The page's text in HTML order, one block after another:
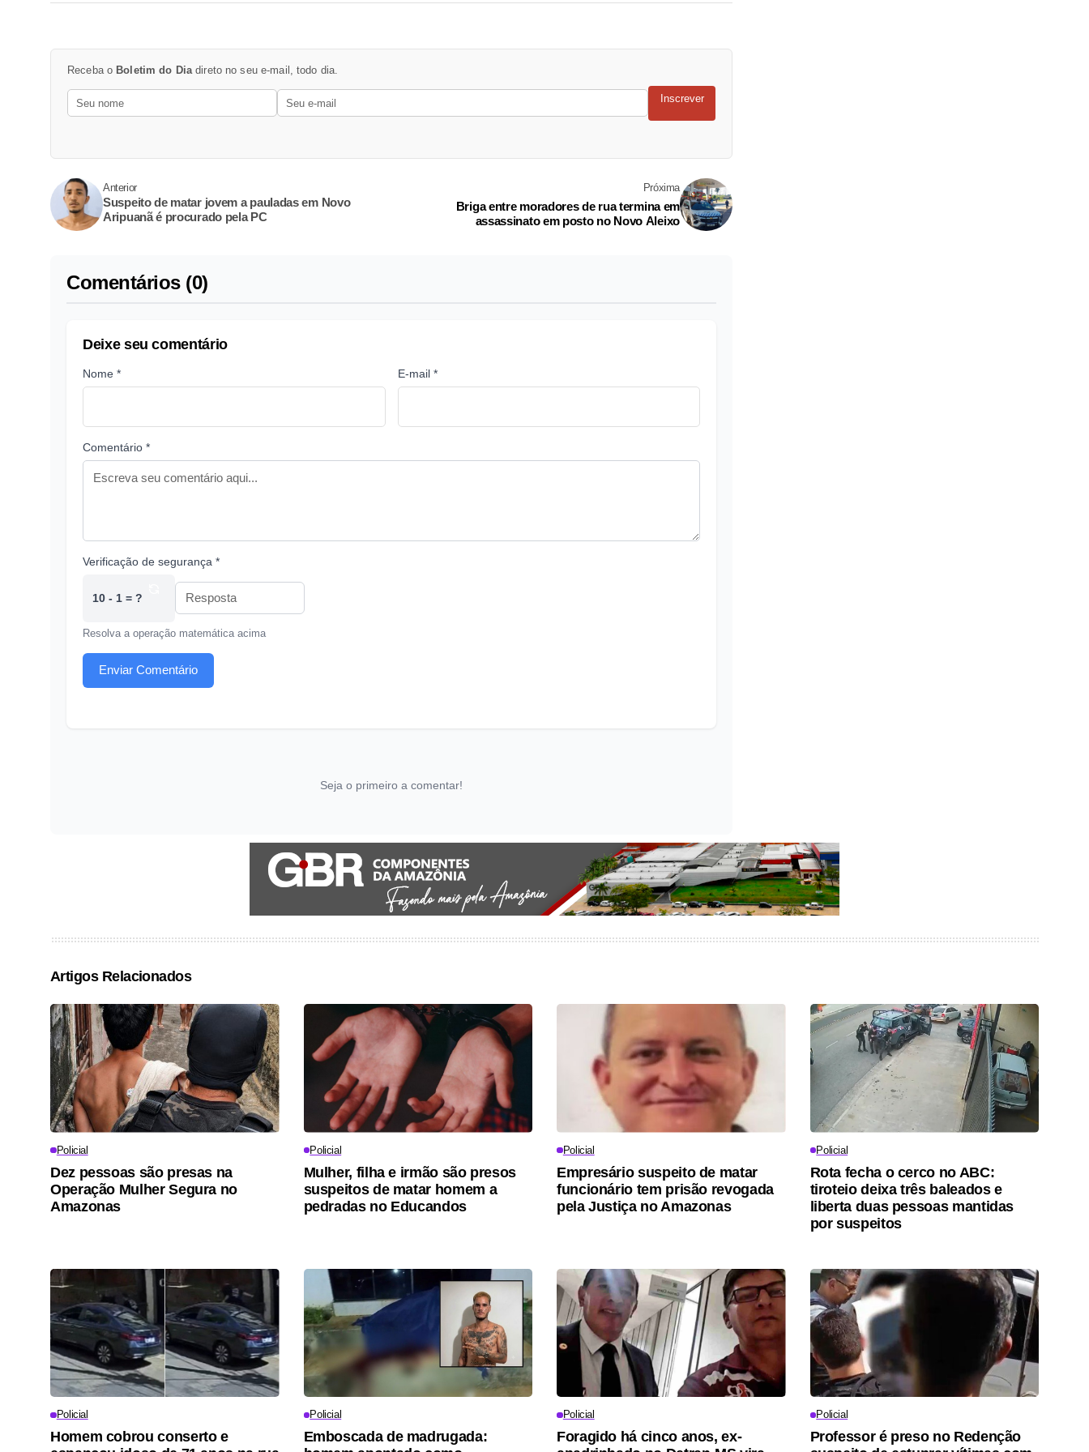
Receba o Boletim do Diadireto no seu e-mail, todo dia.
Inscrever
Anterior
Suspeito de matar jovem a pauladas em Novo
Aripuanã é procurado pela PC
Próxima
Briga entre moradores de rua termina em
assassinato em posto no Novo Aleixo
Comentários (0)
Deixe seu comentário
Nome * E-mail *
Comentário *
Verificação de segurança *
10 - 1 = ?
Resolva a operação matemática acima
Enviar Comentário
Seja o primeiro a comentar!
Artigos Relacionados
Policial
Dez pessoas são presas na
Operação Mulher Segura no
Amazonas
Policial
Mulher, filha e irmão são presos
suspeitos de matar homem a
pedradas no Educandos
Policial
Empresário suspeito de matar
funcionário tem prisão revogada
pela Justiça no Amazonas
Policial
Rota fecha o cerco no ABC:
tiroteio deixa três baleados e
liberta duas pessoas mantidas
por suspeitos
Policial
Homem cobrou conserto e
Policial
Emboscada de madrugada:
Policial
Foragido há cinco anos, ex-
Policial
Professor é preso no Redenção